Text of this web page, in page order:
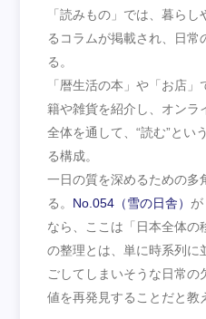
「読みもの」では、暮ら
るコラムが掲載され、日常
る。
「暦生活の本」や「お店
籍や雑貨を紹介し、オンラ
全体を通して、“読む”とい
る構成。
一日の質を深めるための多
る。 No.054（雪の日舎）
なら、ここは「日本全体の
の整理とは、単に時系列に
ごしてしまいそうな日常の
値を再発見することだと教